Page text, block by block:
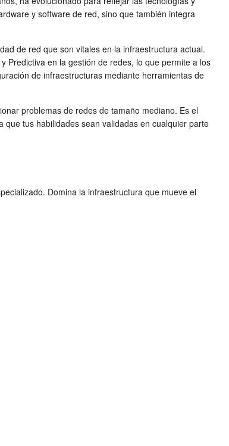
y software de red, sino que también integra
de red que son vitales en la infraestructura actual.
Predictiva en la gestión de redes, lo que permite a los
de infraestructuras mediante herramientas de
problemas de redes de tamaño mediano. Es el
tus habilidades sean validadas en cualquier parte
Domina la infraestructura que mueve el